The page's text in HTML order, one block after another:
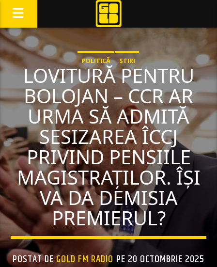
POLITICĂ STIRI
LOVITURĂ PENTRU
BOLOJAN – CCR AR
URMA SĂ ADMITĂ
SESIZAREA ÎCCJ
PRIVIND PENSIILE
MAGISTRAȚILOR. ÎȘI
VA DA DEMISIA
PREMIERUL?
POSTAT DEGOLD FM RADIO PE 20 OCTOMBRIE 2025